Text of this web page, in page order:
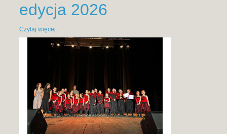
edycja 2026
Czytaj więcej.